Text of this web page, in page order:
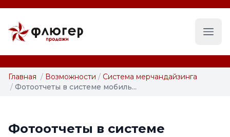
Главная / Возможности / Система мерчандайзинга
/ Фотоотчеты в системе мобиль...
Фотоотчеты в системе